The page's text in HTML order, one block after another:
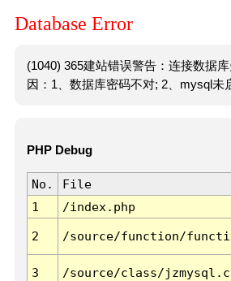
Database Error
(1040) 365建站错误警告：连接数据
因：1、数据库密码不对; 2、mysql未
PHP Debug
No. File
1
/index.php
2 /source/function/
3 /source/class/